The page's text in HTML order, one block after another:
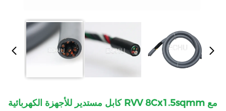
كابل مستدير للأجهزة الكهربائية RVV 8Cx1.5sqmm مع